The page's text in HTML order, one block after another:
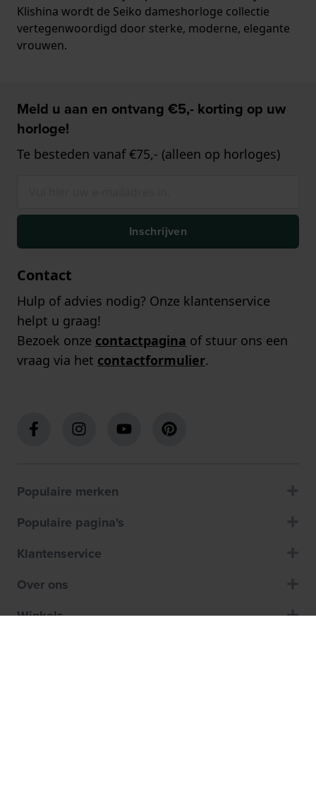
Klishina wordt de Seiko dameshorloge collectie
vertegenwoordigd door sterke, moderne, elegante
vrouwen.
Meld u aan en ontvang €5,- korting op uw
horloge!
Te besteden vanaf €75,- (alleen op horloges)
Inschrijven
Contact
Hulp of advies nodig? Onze klantenservice
helpt u graag!
Bezoek onze contactpagina of stuur ons een
vraag via het contactformulier.
Populaire merken
Populaire pagina's
Klantenservice
Over ons
Winkels